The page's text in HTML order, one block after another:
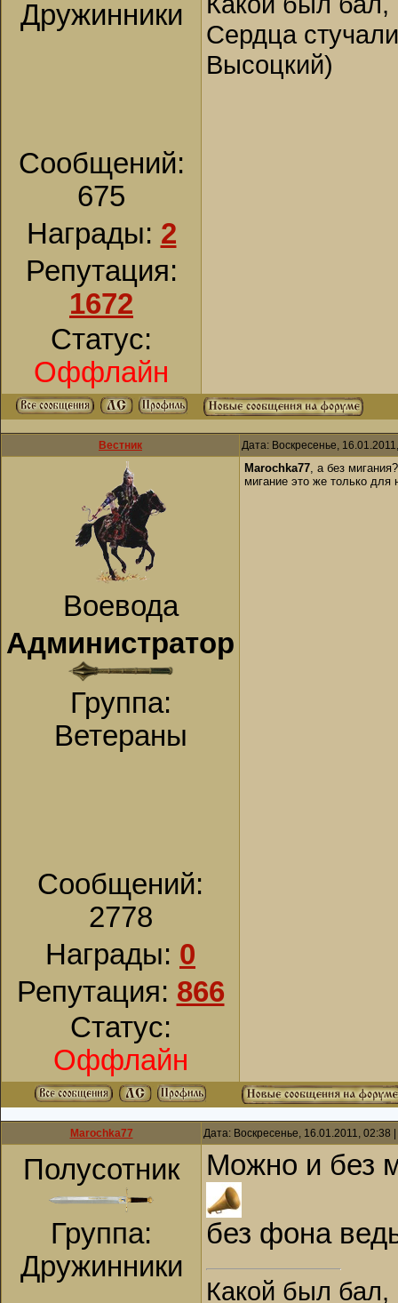
Дружинники
Сообщений:
675
Награды: 2
Репутация:
1672
Статус:
Оффлайн
Сердца
Высоцкий)
Вестник Дата: Воскресенье,
Воевода
Администратор
Группа:
Ветераны
Сообщений:
2778
Награды: 0
Репутация: 866
Статус:
Оффлайн
Marochka77, а без мигания?
мигание это же только для
Marochka77 Дата: Воскресенье, 16.01.2011,
Полусотник
Группа:
Дружинники
Можно и без
без фона
Какой был бал,